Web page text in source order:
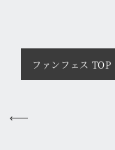
ファンフェス TOP